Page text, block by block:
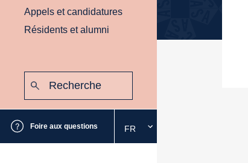
Appels et candidatures
Résidents et alumni
Foire aux questions
Sélectionnez
la
FR